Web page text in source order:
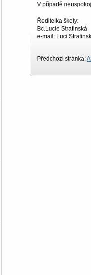
V případě
Ředitelka školy:
Bc.Lucie Stratinská
e-mail:
Předchozí stránka: